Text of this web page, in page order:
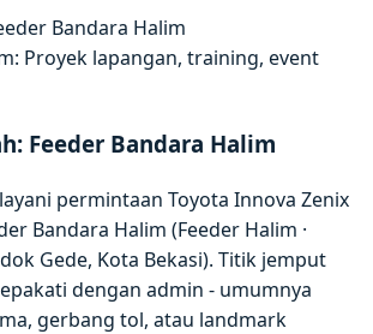
Bandara Halim
Proyek lapangan, training, event
Feeder Bandara Halim
permintaan Toyota Innova Zenix
Bandara Halim (Feeder Halim ·
Gede, Kota Bekasi). Titik jemput
dengan admin - umumnya
gerbang tol, atau landmark